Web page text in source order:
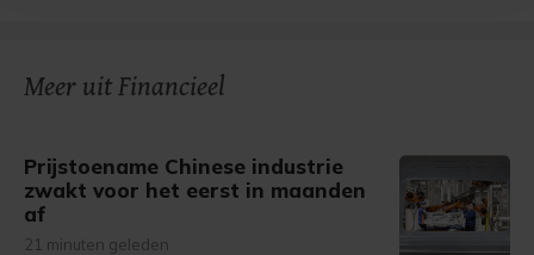
Meer uit Financieel
Prijstoename Chinese industrie
zwakt voor het eerst in maanden
af
21 minuten geleden